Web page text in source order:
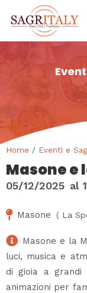
Home / Eventi e
Masone e
05/12/2025 al
Masone ( La
Masone e la
luci, musica e
di gioia a grandi
animazioni per